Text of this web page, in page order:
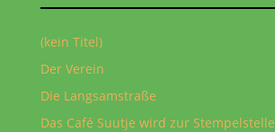
(kein Titel)
Der Verein
Die Langsamstraße
Das Café Suutje wird zur Stempelstelle